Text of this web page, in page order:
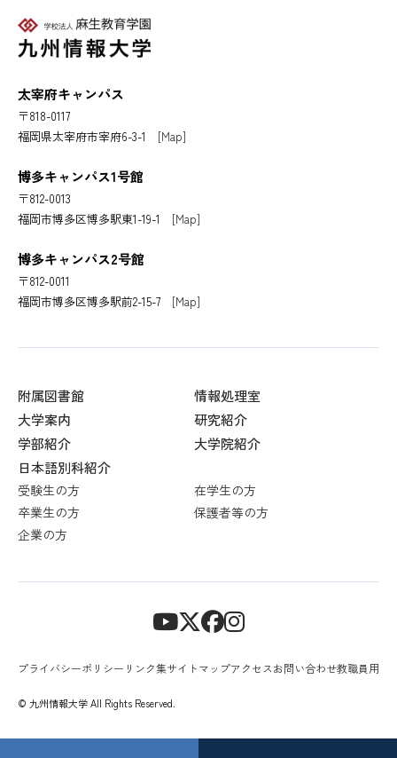
太宰府キャンパス
〒818-0117
福岡県太宰府市宰府6-3-1 [Map]
博多キャンパス1号館
〒812-0013
福岡市博多区博多駅東1-19-1 [Map]
博多キャンパス2号館
〒812-0011
福岡市博多区博多駅前2-15-7 [Map]
附属図書館
情報処理室
大学案内
研究紹介
学部紹介
大学院紹介
日本語別科紹介
受験生の方
在学生の方
卒業生の方
保護者等の方
企業の方
プライバシーポリシー リンク集サイトマップアクセスお問い合わせ教職員用
© 九州情報大学 All Rights Reserved.